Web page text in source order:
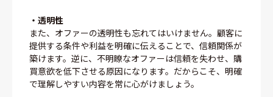
・透明性
また、オファーの透明性も忘れてはいけません。顧客に
提供する条件や利益を明確に伝えることで、信頼関係が
築けます。逆に、不明瞭なオファーは信頼を失わせ、購
買意欲を低下させる原因になります。だからこそ、明確
で理解しやすい内容を常に心がけましょう。